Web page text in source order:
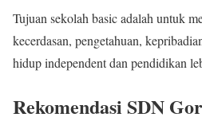
Tujuan sekolah basic adalah untuk
kecerdasan, pengetahuan,
hidup independent dan pendidikan
Rekomendasi SDN